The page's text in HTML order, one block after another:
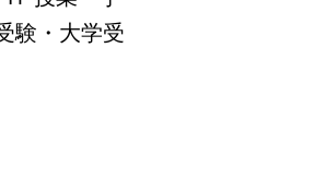
験・大学受